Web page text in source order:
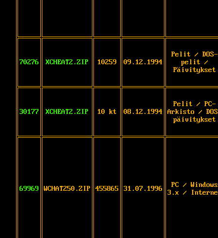
70276 XCHEAT2.ZIP 10259 09.12.1994
Pelit / DOS-
pelit /
Päivitykset
30177 XCHEAT2.ZIP 10 kt 08.12.1994
Pelit / PC-
Arkisto /
päivitykset
69969 WCHAT250.ZIP 455865 31.07.1996
PC / Windows
3.x /